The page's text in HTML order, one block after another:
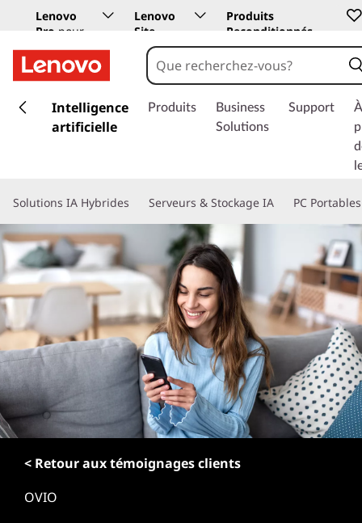
Lenovo
Pro pour
les
entreprises
Lenovo
Site
Education
Produits
Reconditionnés
a
a
c
o
n
t
e
n
u
p
r
i
c
Intelligence
artificielle
Produits
Business
Solutions
Support
À
Solutions IA Hybrides Serveurs & Stockage IA PC
< Retour aux témoignages clients
OVIO